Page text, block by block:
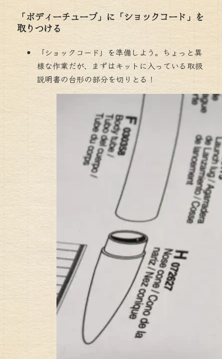
「ボディーチューブ」に「ショックコード」を
取りつける
「ショックコード」を準備しよう。ちょっと異
様な作業だが、まずはキットに入っている取扱
説明書の台形の部分を切りとる！